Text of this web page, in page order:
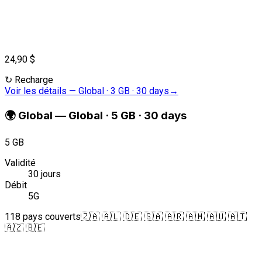
24,90 $
↻ Recharge
Voir les détails — Global · 3 GB · 30 days →
🌍 Global — Global · 5 GB · 30 days
5 GB
Validité
30 jours
Débit
5G
118 pays couverts🇿🇦 🇦🇱 🇩🇪 🇸🇦 🇦🇷 🇦🇲 🇦🇺 🇦🇹
🇦🇿 🇧🇪